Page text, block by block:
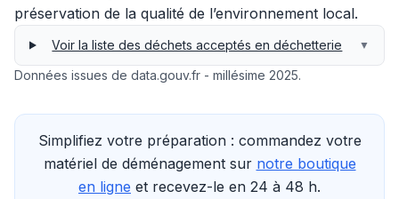
préservation de la qualité de l’environnement local.
Voir la liste des déchets acceptés en déchetterie ▼
Données issues de data.gouv.fr - millésime 2025.
Simplifiez votre préparation : commandez votre
matériel de déménagement sur notre boutique
en ligne et recevez-le en 24 à 48 h.